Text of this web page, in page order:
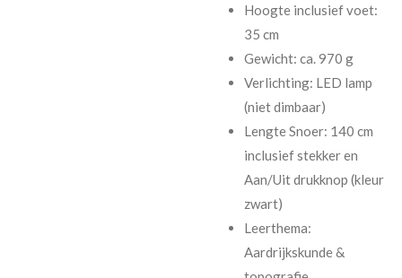
Hoogte inclusief voet:
35 cm
Gewicht: ca. 970 g
Verlichting: LED lamp
(niet dimbaar)
Lengte Snoer: 140 cm
inclusief stekker en
Aan/Uit drukknop (kleur
zwart)
Leerthema:
Aardrijkskunde &